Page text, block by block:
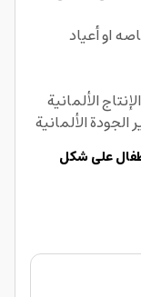
او أعياد
الألمانية
الجودة الألمانية
على شكل